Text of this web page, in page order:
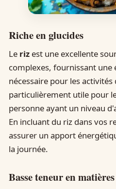
Riche en glucides
Le rizest une excellente
complexes, fournissant une
nécessaire pour les
particulièrement utile pour
personne ayant un niveau
En incluant du riz dans vos
assurer un apport
la journée.
Basse teneur en matières